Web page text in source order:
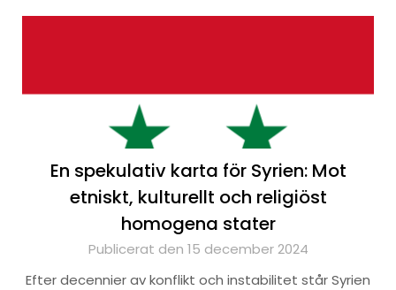
En spekulativ karta för Syrien: Mot
etniskt, kulturellt och religiöst
homogena stater
Publicerat den 15 december 2024
Efter decennier av konflikt och instabilitet står Syrien